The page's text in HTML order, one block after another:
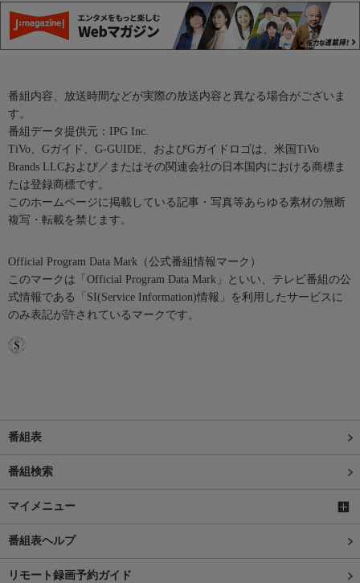
番組内容、放送時間などが実際の放送内容と異なる場合がございま
す。
番組データ提供元：IPG Inc.
TiVo、Gガイド、G-GUIDE、およびGガイドロゴは、米国TiVo
Brands LLCおよび／またはその関連会社の日本国内における商標ま
たは登録商標です。
このホームページに掲載している記事・写真等あらゆる素材の無断
複写・転載を禁じます。
Official Program Data Mark（公式番組情報マーク）
このマークは「Official Program Data Mark」といい、テレビ番組の公
式情報である「SI(Service Information)情報」を利用したサービスに
のみ表記が許されているマークです。
番組表
番組検索
マイメニュー
番組表ヘルプ
リモート録画予約ガイド